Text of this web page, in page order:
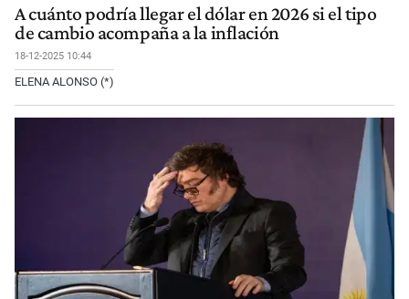
A cuánto podría llegar el dólar en 2026 si el tipo
de cambio acompaña a la inflación
18-12-2025 10:44
ELENA ALONSO (*)